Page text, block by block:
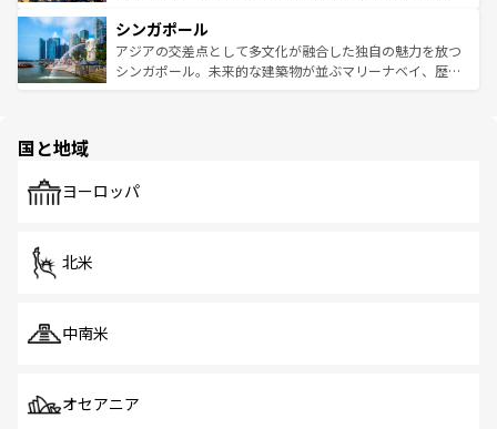
参照してほしい。
激する。気候は一年中温暖で、どの季節にも異なる楽しみ
が待っている。親しみやすいタイの人々、仏教を中心とし
た文化、そして多様な観光資源が、訪れる旅人を魅了し続
み、どこを訪れても感動するはず。観光スポットが密集し
ており、効率よく見どころを回れるのも魅力。息をのむよ
うな絶景から文化的な体験まで、香港を存分に楽しみ尽く
シンガポール
アジアの交差点として多文化が融合した独自の魅力を放つ
シンガポール。未来的な建築物が並ぶマリーナベイ、歴史
で、ホーカーズは地元の風情を楽しめる外せないスポット
国と地域
ヨーロッパ
北米
中南米
オセアニア